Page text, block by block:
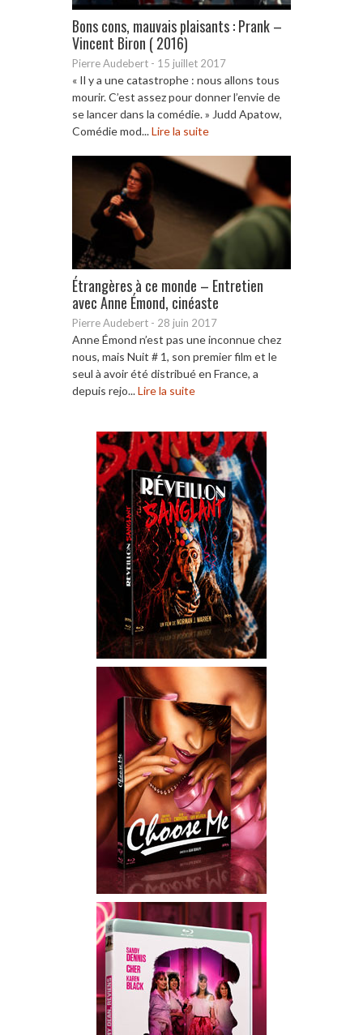
Bons cons, mauvais plaisants : Prank –
Vincent Biron ( 2016)
Pierre Audebert - 15 juillet 2017
« Il y a une catastrophe : nous allons tous
mourir. C’est assez pour donner l’envie de
se lancer dans la comédie. » Judd Apatow,
Comédie mod...Lire la suite
Étrangères à ce monde – Entretien
avec Anne Émond, cinéaste
Pierre Audebert - 28 juin 2017
Anne Émond n’est pas une inconnue chez
nous, mais Nuit # 1, son premier film et le
seul à avoir été distribué en France, a
depuis rejo...Lire la suite